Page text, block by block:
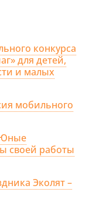
конкурса
для детей,
и малых
мобильного
Юные
своей работы
Эколят –